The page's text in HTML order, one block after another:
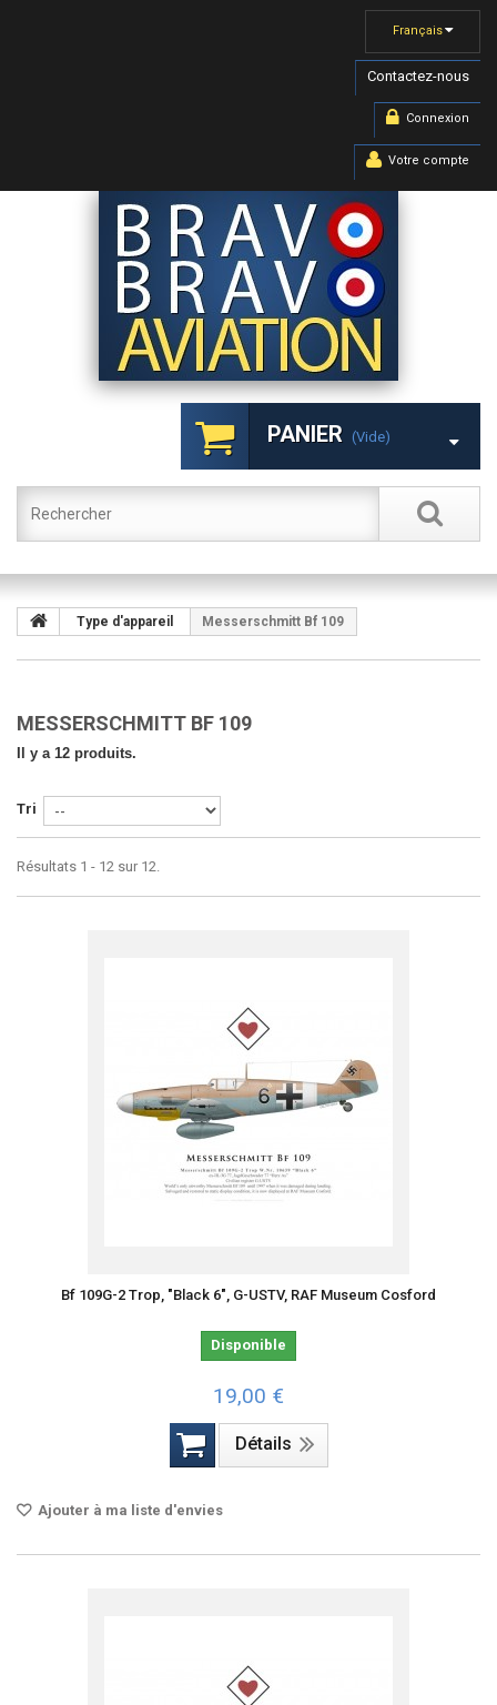
Français
Contactez-nous
Connexion
Votre compte
PANIER (vide)
Type d'appareil Messerschmitt Bf 109
MESSERSCHMITT BF 109
Il y a 12 produits.
Tri
Résultats 1 - 12 sur 12.
Bf 109G-2 Trop, "Black 6", G-USTV, RAF Museum Cosford
Disponible
19,00 €
Détails
Ajouter à ma liste d'envies